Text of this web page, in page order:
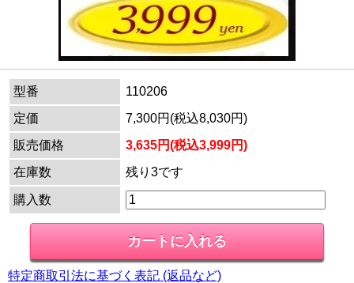
型番
110206
定価
7,300円(税込8,030円)
販売価格
3,635円(税込3,999円)
在庫数
残り3です
購入数
特定商取引法に基づく表記 (返品など)